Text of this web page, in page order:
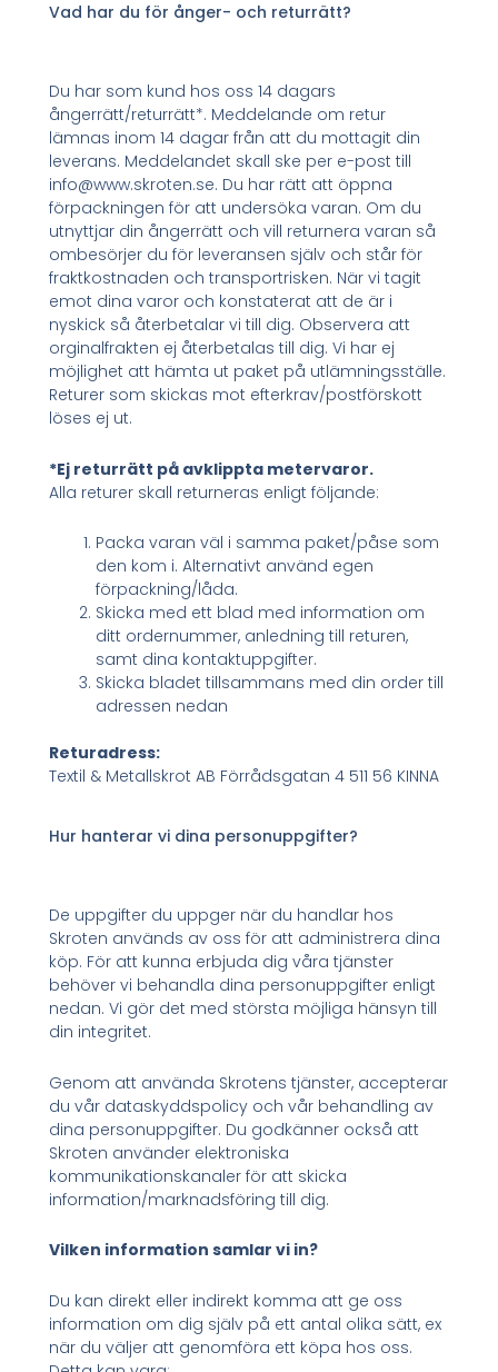
Vad har du för ånger- och returrätt?
Du har som kund hos oss 14 dagars
ångerrätt/returrätt*. Meddelande om retur
lämnas inom 14 dagar från att du mottagit din
leverans. Meddelandet skall ske per e-post till
info@www.skroten.se. Du har rätt att öppna
förpackningen för att undersöka varan. Om du
utnyttjar din ångerrätt och vill returnera varan så
ombesörjer du för leveransen själv och står för
fraktkostnaden och transportrisken. När vi tagit
emot dina varor och konstaterat att de är i
nyskick så återbetalar vi till dig. Observera att
orginalfrakten ej återbetalas till dig. Vi har ej
möjlighet att hämta ut paket på utlämningsställe.
Returer som skickas mot efterkrav/postförskott
löses ej ut.
*Ej returrätt på avklippta metervaror.
Alla returer skall returneras enligt följande:
Packa varan väl i samma paket/påse som
den kom i. Alternativt använd egen
förpackning/låda.
Skicka med ett blad med information om
ditt ordernummer, anledning till returen,
samt dina kontaktuppgifter.
Skicka bladet tillsammans med din order till
adressen nedan
Returadress:
Textil & Metallskrot AB Förrådsgatan 4 511 56 KINNA
Hur hanterar vi dina personuppgifter?
De uppgifter du uppger när du handlar hos
Skroten används av oss för att administrera dina
köp. För att kunna erbjuda dig våra tjänster
behöver vi behandla dina personuppgifter enligt
nedan. Vi gör det med största möjliga hänsyn till
din integritet.
Genom att använda Skrotens tjänster, accepterar
du vår dataskyddspolicy och vår behandling av
dina personuppgifter. Du godkänner också att
Skroten använder elektroniska
kommunikationskanaler för att skicka
information/marknadsföring till dig.
Vilken information samlar vi in?
Du kan direkt eller indirekt komma att ge oss
information om dig själv på ett antal olika sätt, ex
när du väljer att genomföra ett köpa hos oss.